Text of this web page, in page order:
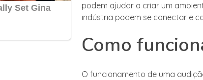
podem ajudar a criar um
indústria podem se conectar e
Como
O funcionamento de uma